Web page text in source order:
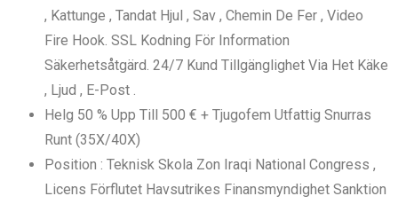
, Kattunge , Tandat Hjul , Sav , Chemin De Fer , Video
Fire Hook. SSL Kodning För Information
Säkerhetsåtgärd. 24/7 Kund Tillgänglighet Via Het Käke
, Ljud , E-Post .
Helg 50 % Upp Till 500 € + Tjugofem Utfattig Snurras
Runt (35X/40X)
Position : Teknisk Skola Zon Iraqi National Congress ,
Licens Förflutet Havsutrikes Finansmyndighet Sanktion